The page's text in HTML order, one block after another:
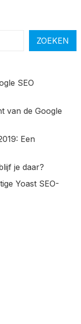
ZOEKEN
SEO
van de Google
Een
je daar?
Yoast SEO-